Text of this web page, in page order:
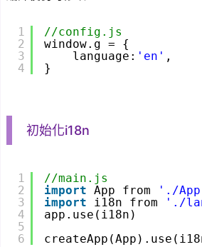
1
2
3
4
//config.js
window.g = {
language: 'en' ,
}
初始化i18n
1
2
3
4
5
6
//main.js
import App from
'./
import
i18n from
'./
app.use(i18n)